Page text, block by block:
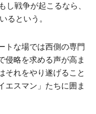
し戦争が起こるなら、
るという。
トな場では西側の専門
侵略を求める声が高ま
それをやり遂げること
エスマン」たちに囲ま